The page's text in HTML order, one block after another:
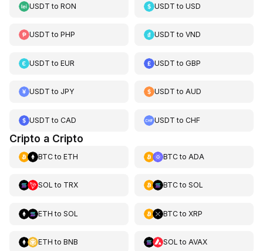
USDT to RON USDT toUSD
USDT to PHP USDT toVND
USDT to EUR USDT toGBP
USDT to JPY USDT toAUD
USDT to CAD USDT toCHF
Cripto a Cripto
BTCto ETH BTCto ADA
SOL to TRX BTCto SOL
ETH to SOL BTCto XRP
ETH to BNB SOL to AVAX